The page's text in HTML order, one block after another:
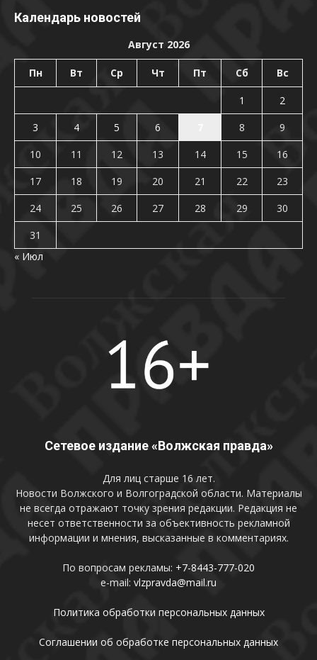
Календарь новостей
Август 2026
Пн Вт Ср Чт Пт Сб Вс
1
2
3
4 5 6 8
9
10
11 12 13 14 15
16
17
18 19 20 21 22
23
24
25 26 27 28 29
30
31
« Июл
Сетевое издание «Волжская правда»
Для лиц старше 16 лет.
Новости Волжского и Волгоградской области. Материалы
не всегда отражают точку зрения редакции. Редакция не
несет ответственности за объективность рекламной
информации и мнения, высказанные в комментариях.
По вопросам рекламы: +7-8443-777-020
e-mail: vlzpravda@mail.ru
Политика обработки персональных данных
Соглашении об обработке персональных данных